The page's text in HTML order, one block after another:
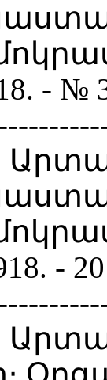
- №
-